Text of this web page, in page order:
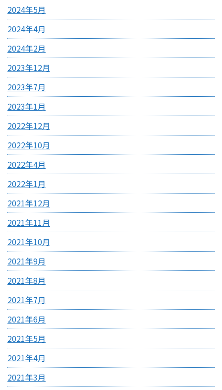
2024年5月
2024年4月
2024年2月
2023年12月
2023年7月
2023年1月
2022年12月
2022年10月
2022年4月
2022年1月
2021年12月
2021年11月
2021年10月
2021年9月
2021年8月
2021年7月
2021年6月
2021年5月
2021年4月
2021年3月